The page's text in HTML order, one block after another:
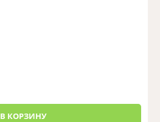
В КОРЗИНУ